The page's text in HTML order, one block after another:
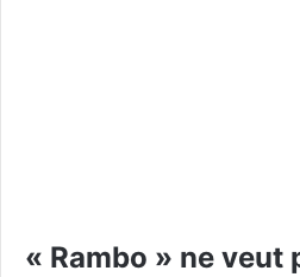
« Rambo » ne veut